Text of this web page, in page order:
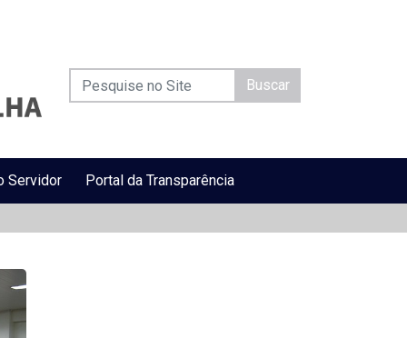
Buscar
Servidor Portal da Transparência